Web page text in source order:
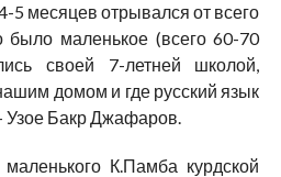
5 месяцев отрывался от всего
было маленькое (всего 60-70
своей 7-летней школой,
домом и где русский язык
Узое Бакр Джафаров.
К.Памба курдской